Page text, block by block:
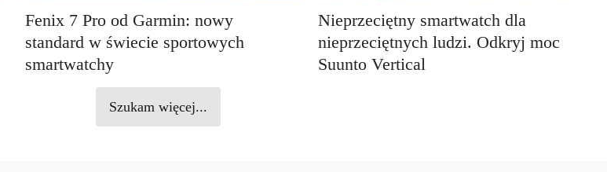
Fenix 7 Pro od Garmin: nowy
standard w świecie sportowych
smartwatchy
Nieprzeciętny smartwatch dla
nieprzeciętnych ludzi. Odkryj moc
Suunto Vertical
Szukam więcej...